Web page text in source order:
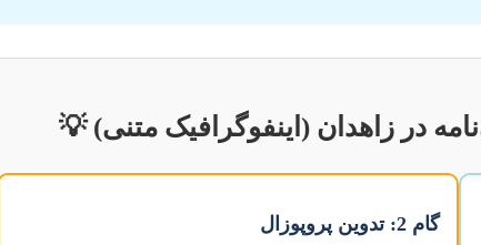
در زاهدان (اینفوگرافیک متنی) 💡
گام 2: تدوین پروپوزال